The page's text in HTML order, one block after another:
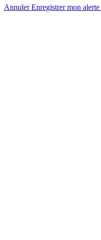
AnnulerEnregistrer mon alerte